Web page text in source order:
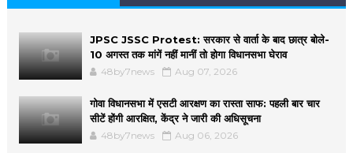
JPSC JSSC Protest: सरकार से वार्ता के बाद छात्र बोले-
10 अगस्त तक मांगें नहीं मानीं तो होगा विधानसभा घेराव
48by7news Aug 07, 2026
गोवा विधानसभा में एसटी आरक्षण का रास्ता साफ: पहली बार चार
सीटें होंगी आरक्षित, केंद्र ने जारी की अधिसूचना
48by7news Aug 06, 2026